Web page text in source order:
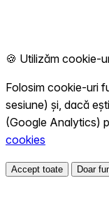
🍪 Utilizăm cookie-
Folosim cookie-uri
sesiune) și, dacă
(Google Analytics)
cookies
Accept toate Doar